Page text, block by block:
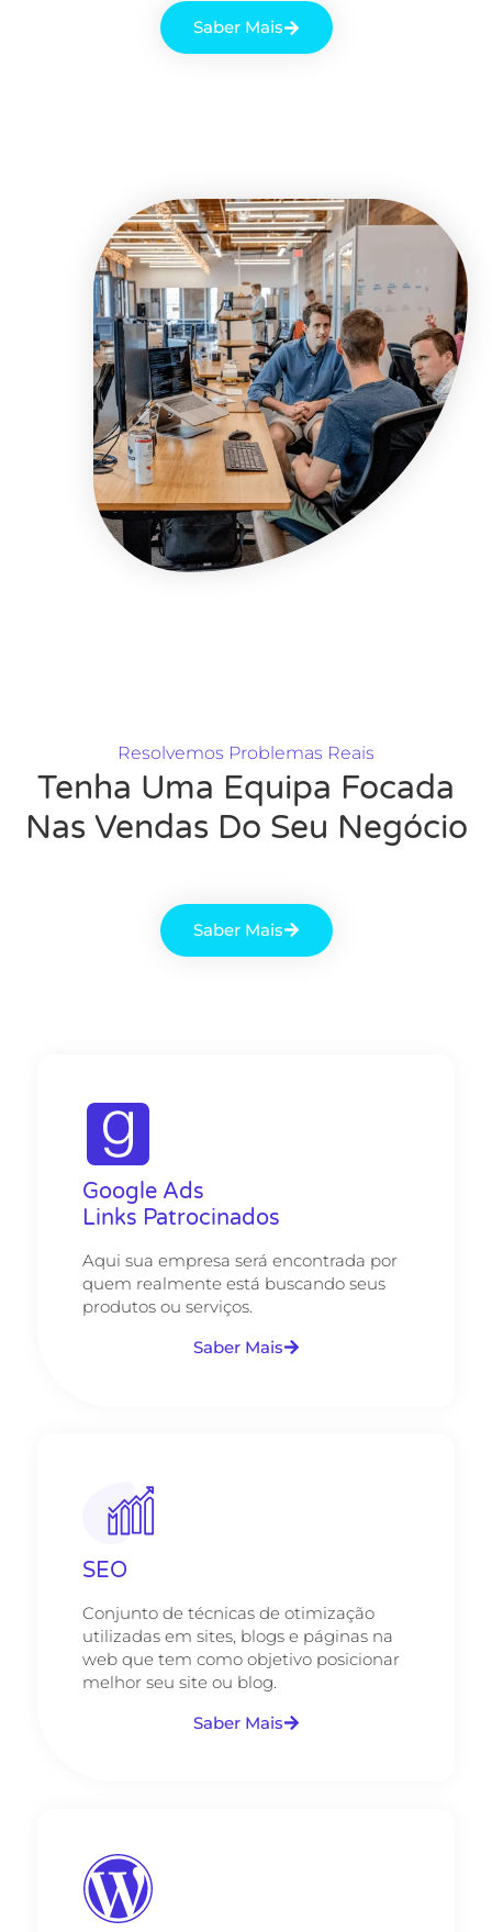
Saber Mais
Resolvemos Problemas Reais
Tenha Uma Equipa Focada
Nas Vendas Do Seu Negócio
Saber Mais
Google Ads
Links Patrocinados
Aqui sua empresa será encontrada por
quem realmente está buscando seus
produtos ou serviços.
Saber Mais
SEO
Conjunto de técnicas de otimização
utilizadas em sites, blogs e páginas na
web que tem como objetivo posicionar
melhor seu site ou blog.
Saber Mais